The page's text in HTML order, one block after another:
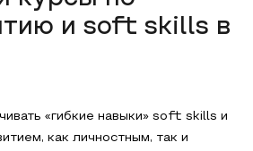
и soft skills в
«гибкие навыки» soft skills и
как личностным, так и